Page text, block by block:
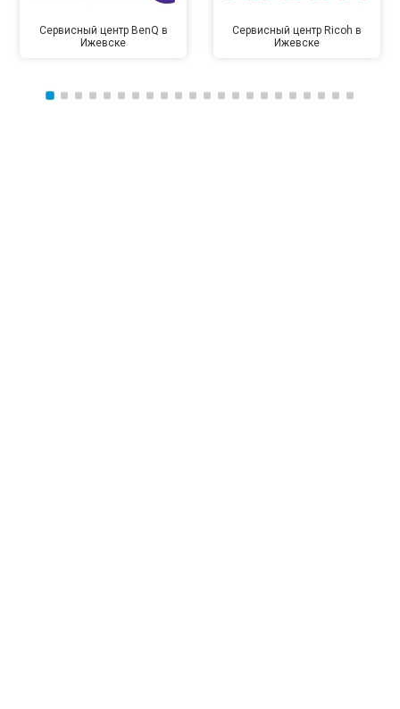
Сервисный центр BenQ в
Ижевске
Сервисный центр Ricoh в
Ижевске